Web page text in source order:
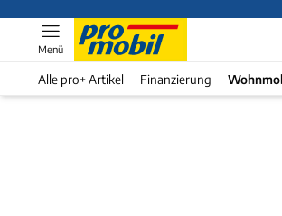
Menü
Alle pro+ Artikel Finanzierung